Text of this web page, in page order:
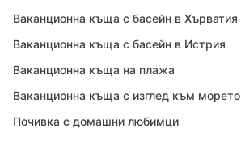
Ваканционна къща с басейн в Хърватия
Ваканционна къща с басейн в Истрия
Ваканционна къща на плажа
Ваканционна къща с изглед към морето
Почивка с домашни любимци